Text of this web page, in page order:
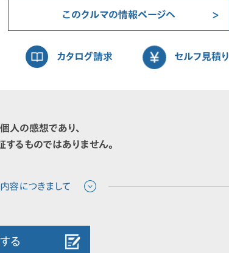
このクルマの情報ページへ
カタログ請求 セルフ見積り
人の感想であり、
るものではありません。
る